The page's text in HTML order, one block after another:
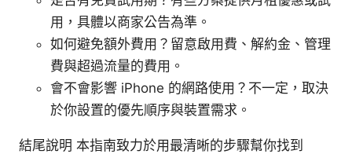
用，具體以商家公告為準。
如何避免額外費用？留意啟用費、解約金、管理
費與超過流量的費用。
會不會影響 iPhone 的網路使用？不一定，取決
於你設置的優先順序與裝置需求。
結尾說明 本指南致力於用最清晰的步驟幫你找到